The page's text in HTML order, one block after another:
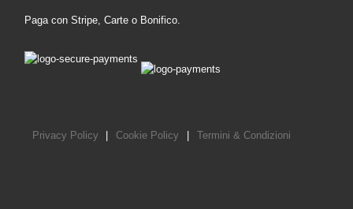
Paga con Stripe, Carte o Bonifico.
Privacy Policy Cookie Policy Termini & Condizioni